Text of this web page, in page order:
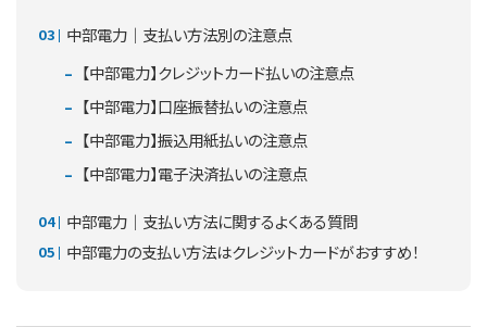
中部電力｜支払い方法別の注意点
【中部電力】クレジットカード払いの注意点
【中部電力】口座振替払いの注意点
【中部電力】振込用紙払いの注意点
【中部電力】電子決済払いの注意点
中部電力｜支払い方法に関するよくある質問
中部電力の支払い方法はクレジットカードがおすすめ！